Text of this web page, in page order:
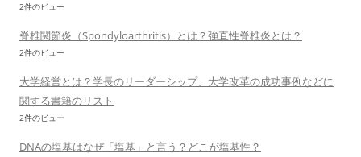
2件のビュー
脊椎関節炎（Spondyloarthritis）とは？強直性脊椎炎とは？
2件のビュー
大学経営とは？学長のリーダーシップ、大学改革の成功事例などに
関する書籍のリスト
2件のビュー
DNAの塩基はなぜ「塩基」と言う？どこが塩基性？